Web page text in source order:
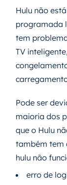
Hulu não
programada
tem
TV
Pode ser
maioria dos
que o Hulu
também tem
hulu não
erro de